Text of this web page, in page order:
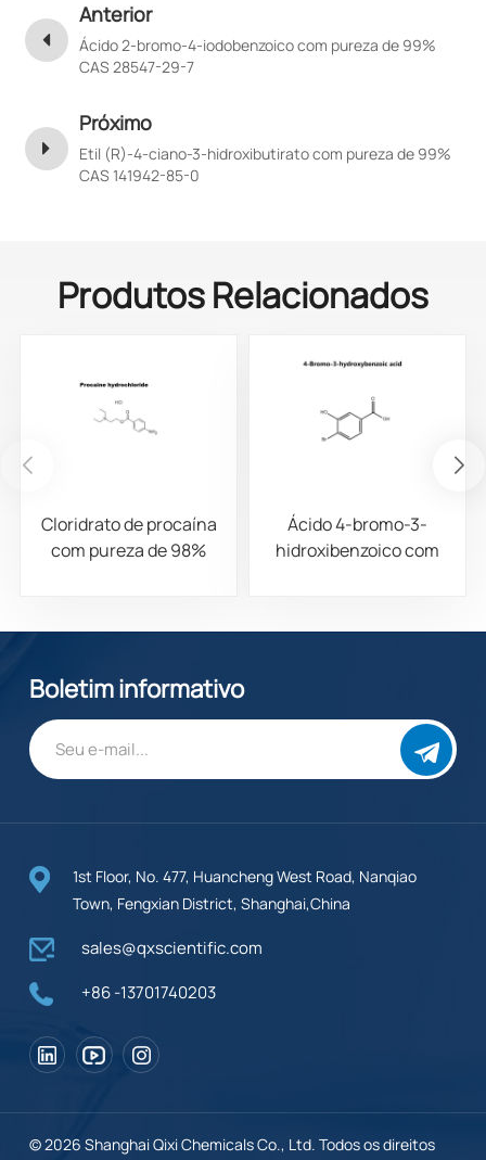
Anterior
Ácido 2-bromo-4-iodobenzoico com pureza de 99%
CAS 28547-29-7
Próximo
Etil (R)-4-ciano-3-hidroxibutirato com pureza de 99%
CAS 141942-85-0
Produtos Relacionados
Cloridrato de procaína
com pureza de 98%
Ácido 4-bromo-3-
hidroxibenzoico com
Boletim informativo
1st Floor, No. 477, Huancheng West Road, Nanqiao
Town, Fengxian District, Shanghai,China
sales@qxscientific.com
+86 -13701740203
© 2026 Shanghai Qixi Chemicals Co., Ltd. Todos os direitos